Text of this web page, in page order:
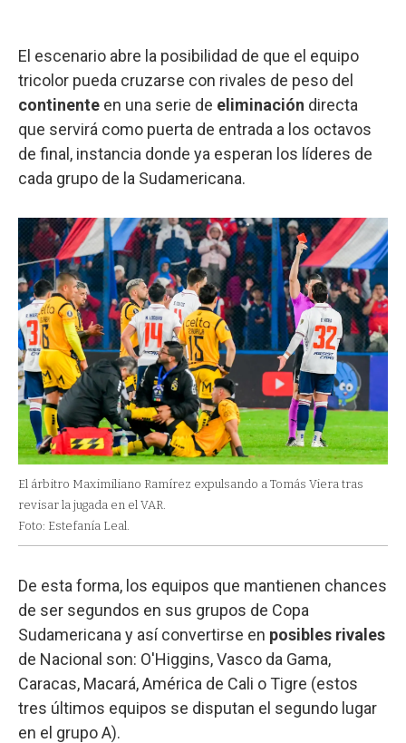
El escenario abre la posibilidad de que el equipo
tricolor pueda cruzarse con rivales de peso del
continente en una serie de eliminación directa
que servirá como puerta de entrada a los octavos
de final, instancia donde ya esperan los líderes de
cada grupo de la Sudamericana.
El árbitro Maximiliano Ramírez expulsando a Tomás Viera tras
revisar la jugada en el VAR.
Foto: Estefanía Leal.
De esta forma, los equipos que mantienen chances
de ser segundos en sus grupos de Copa
Sudamericana y así convertirse en posibles rivales
de Nacional son: O'Higgins, Vasco da Gama,
Caracas, Macará, América de Cali o Tigre (estos
tres últimos equipos se disputan el segundo lugar
en el grupo A).